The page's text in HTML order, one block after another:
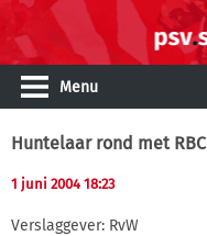
Menu
Huntelaar rond met RBC
1 juni 2004 18:23
Verslaggever: RvW